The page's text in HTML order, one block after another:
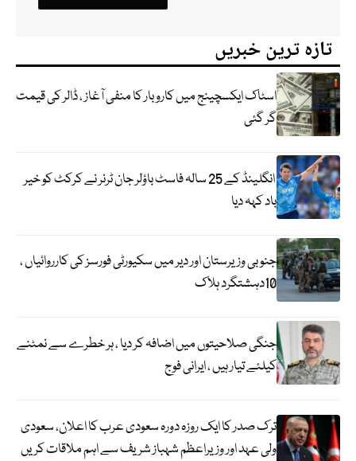
تازہ ترین خبریں
اسٹاک ایکسچینج میں کاروبار کا منفی آغاز ، ڈالر کی قیمت
گر گئی
انگلینڈ کے 25 سالہ فاسٹ باؤلر جان ٹرنر نے کرکٹ کو خیر
باد کہہ دیا
جنوبی وزیرستان اور دیر میں سکیورٹی فورسز کی کارروائیاں ،
10دہشتگرد ہلاک
جنگی صلاحیتوں میں اضافہ کر دیا ، ہر خطرے سے نمٹنے
کیلئے تیار ہیں ، ایرانی فوج
ترک صدر کا ایک روزہ دورہ سعودی عرب کا اعلان، سعودی
ولی عہد اور وزیراعظم شہباز شریف سے اہم ملاقات کریں